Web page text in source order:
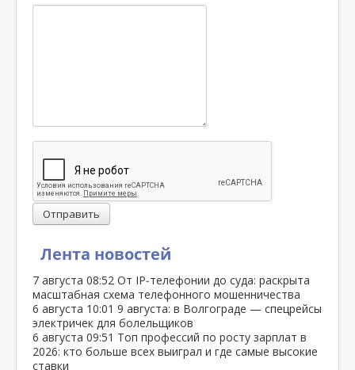
Лента новостей
7 августа 08:52 От IP‑телефонии до суда: раскрыта
масштабная схема телефонного мошенничества
6 августа 10:01 9 августа: в Волгограде — спецрейсы
электричек для болельщиков
6 августа 09:51 Топ профессий по росту зарплат в
2026: кто больше всех выиграл и где самые высокие
ставки
Отправить